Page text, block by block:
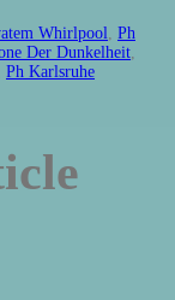
Whirlpool, Ph
Der Dunkelheit,
Ph Karlsruhe